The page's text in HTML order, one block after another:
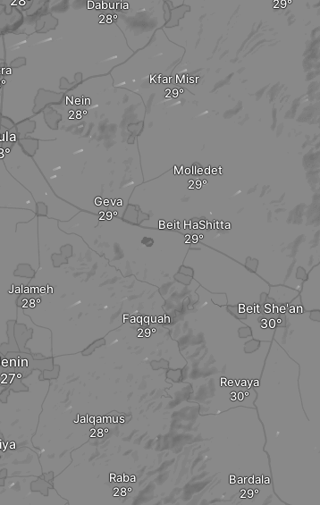
Jalqamus
Revaya
Faqquah
Beit She'an
Nein
Geva
Daburia
Molledet
Kfar Misr
Beit HaShitta
Bardala
Raba
Jalameh